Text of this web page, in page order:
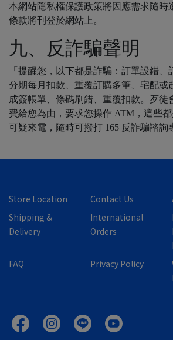
本網站隱私權保護政策將因應需求隨時
條款將刊登於網站上。
九、反詐騙聲明
「提醒您，以下都是詐騙：訂單設錯
分期每月扣款、重覆訂購多筆、宅配或
成簽帳單、條碼刷錯、重覆扣款。歹徒
費給您為由，要求您操作 ATM，這些
可疑來電，隨時可撥打 165 反詐騙諮詢
Store Location Contact Us
Shipping &
Delivery
International
Orders
FAQ
Privacy Policy